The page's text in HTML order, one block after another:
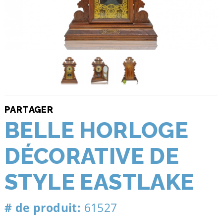
PARTAGER
BELLE HORLOGE
DÉCORATIVE DE
STYLE EASTLAKE
# de produit: 61527